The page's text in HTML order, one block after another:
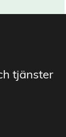
tjänster